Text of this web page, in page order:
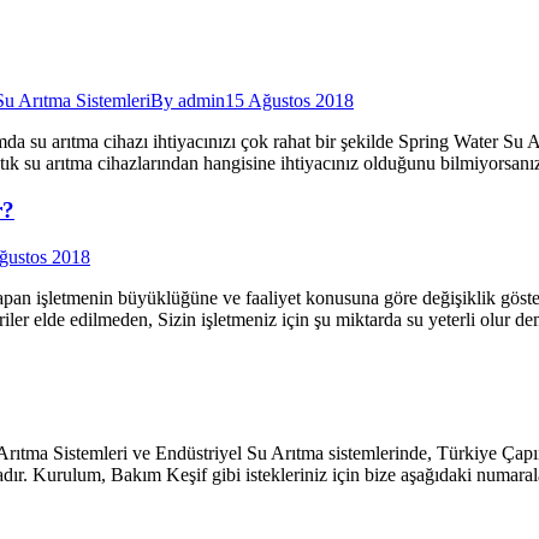
Arıtma SistemleriBy admin15 Ağustos 2018
cihazı ihtiyacınızı çok rahat bir şekilde Spring Water Su
su arıtma cihazlarından hangisine ihtiyacınız olduğunu
2018
işletmenin büyüklüğüne ve faaliyet konusuna göre değişiklik
elde edilmeden, Sizin işletmeniz için şu miktarda su yeterli olur
Sistemleri ve Endüstriyel Su Arıtma sistemlerinde, Türkiye
Kurulum, Bakım Keşif gibi istekleriniz için bize aşağıdaki